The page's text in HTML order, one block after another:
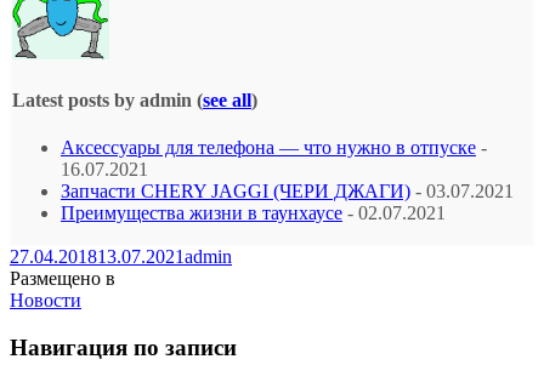
Latest posts by admin (see all)
Аксессуары для телефона — что нужно в отпуске -
16.07.2021
Запчасти CHERY JAGGI (ЧЕРИ ДЖАГИ) - 03.07.2021
Преимущества жизни в таунхаусе - 02.07.2021
27.04.201813.07.2021admin
Размещено в
Новости
Навигация по записи